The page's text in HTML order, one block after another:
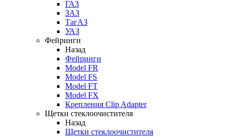
ГАЗ
ЗАЗ
ТагАЗ
УАЗ
Фейринги
Назад
Фейринги
Model FR
Model FS
Model FT
Model FX
Крепления Clip Adapter
Щетки стеклоочистителя
Назад
Щетки стеклоочистителя